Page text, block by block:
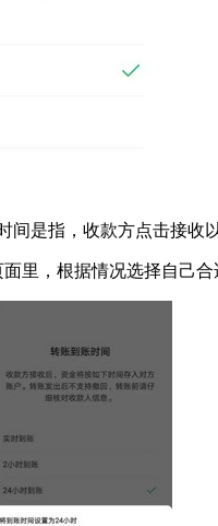
间是指，收款方点击接收
里，根据情况选择自己